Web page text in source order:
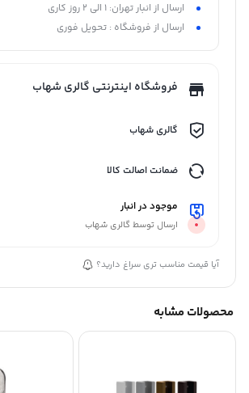
ارسال از انبار تهران: 1 الی 2 روز کاری
ارسال از فروشگاه : تحویل فوری
فروشگاه اینترنتی گالری شهاب
گالری شهاب
ضمانت اصالت کالا
موجود در انبار
ارسال توسط گالری شهاب
آیا قیمت مناسب تری سراغ دارید؟
محصولات مشابه